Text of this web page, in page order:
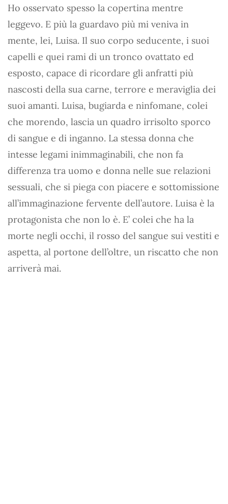
Ho osservato spesso la copertina mentre
leggevo. E più la guardavo più mi veniva in
mente, lei, Luisa. Il suo corpo seducente, i suoi
capelli e quei rami di un tronco ovattato ed
esposto, capace di ricordare gli anfratti più
nascosti della sua carne, terrore e meraviglia dei
suoi amanti. Luisa, bugiarda e ninfomane, colei
che morendo, lascia un quadro irrisolto sporco
di sangue e di inganno. La stessa donna che
intesse legami inimmaginabili, che non fa
differenza tra uomo e donna nelle sue relazioni
sessuali, che si piega con piacere e sottomissione
all’immaginazione fervente dell’autore. Luisa è la
protagonista che non lo è. E’ colei che ha la
morte negli occhi, il rosso del sangue sui vestiti e
aspetta, al portone dell’oltre, un riscatto che non
arriverà mai.